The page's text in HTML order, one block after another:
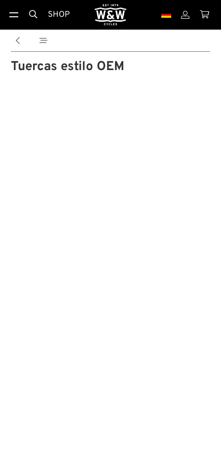
 SHOP  
 
Tuercas estilo OEM